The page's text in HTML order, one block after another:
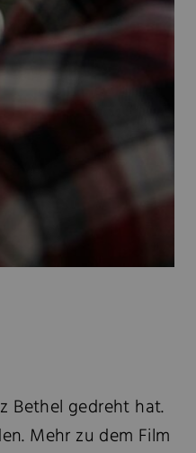
Bethel gedreht hat.
Mehr zu dem Film